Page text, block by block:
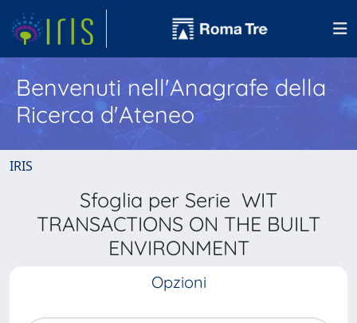
Benvenuti nell'Anagrafe della
Ricerca d'Ateneo
IRIS
Sfoglia per Serie WIT
TRANSACTIONS ON THE BUILT
ENVIRONMENT
Opzioni